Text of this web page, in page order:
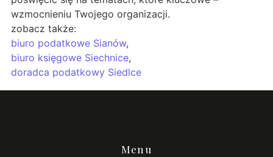
wzmocnieniu Twojego organizacji.
zobacz także:
biuro podatkowe Sianów,
biuro księgowe Siechnice,
doradca podatkowy Siedlce
Menu